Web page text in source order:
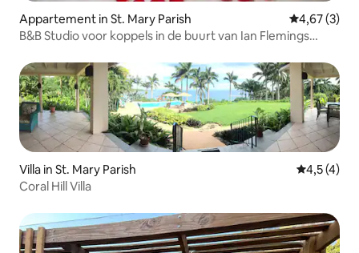
Appartement in St. Mary Parish
4,67 (3)
B&B Studio voor koppels in de buurt van Ian Flemings
Villa in St. Mary Parish
4,5 (4)
Coral Hill Villa